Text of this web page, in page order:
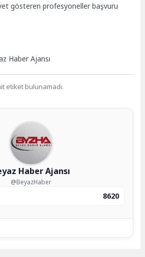
gösteren profesyoneller başvuru
Haber Ajansı
etiket bulunamadı.
Haber Ajansı
@BeyazHaber
8620